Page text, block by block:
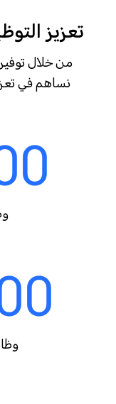
تعزيز
من خلال
نساهم في